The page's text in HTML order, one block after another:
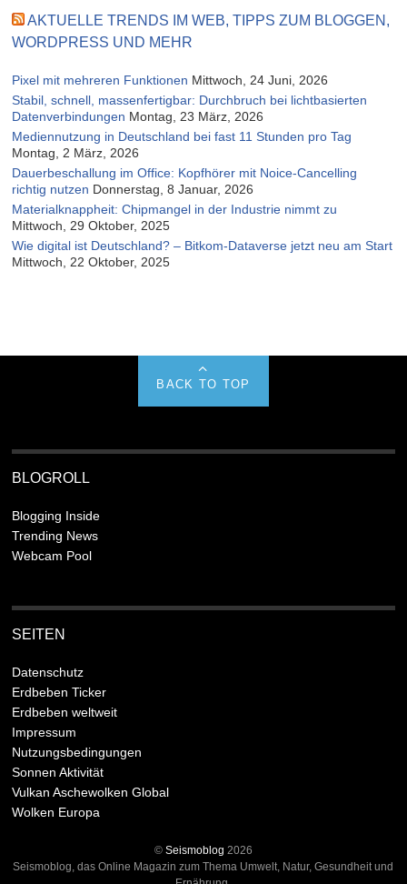
AKTUELLE TRENDS IM WEB, TIPPS ZUM BLOGGEN,
WORDPRESS UND MEHR
Pixel mit mehreren Funktionen Mittwoch, 24 Juni, 2026
Stabil, schnell, massenfertigbar: Durchbruch bei lichtbasierten
Datenverbindungen Montag, 23 März, 2026
Mediennutzung in Deutschland bei fast 11 Stunden pro Tag
Montag, 2 März, 2026
Dauerbeschallung im Office: Kopfhörer mit Noice-Cancelling
richtig nutzen Donnerstag, 8 Januar, 2026
Materialknappheit: Chipmangel in der Industrie nimmt zu
Mittwoch, 29 Oktober, 2025
Wie digital ist Deutschland? – Bitkom-Dataverse jetzt neu am Start
Mittwoch, 22 Oktober, 2025
BACK TO TOP
BLOGROLL
Blogging Inside
Trending News
Webcam Pool
SEITEN
Datenschutz
Erdbeben Ticker
Erdbeben weltweit
Impressum
Nutzungsbedingungen
Sonnen Aktivität
Vulkan Aschewolken Global
Wolken Europa
© Seismoblog 2026
Seismoblog, das Online Magazin zum Thema Umwelt, Natur, Gesundheit und